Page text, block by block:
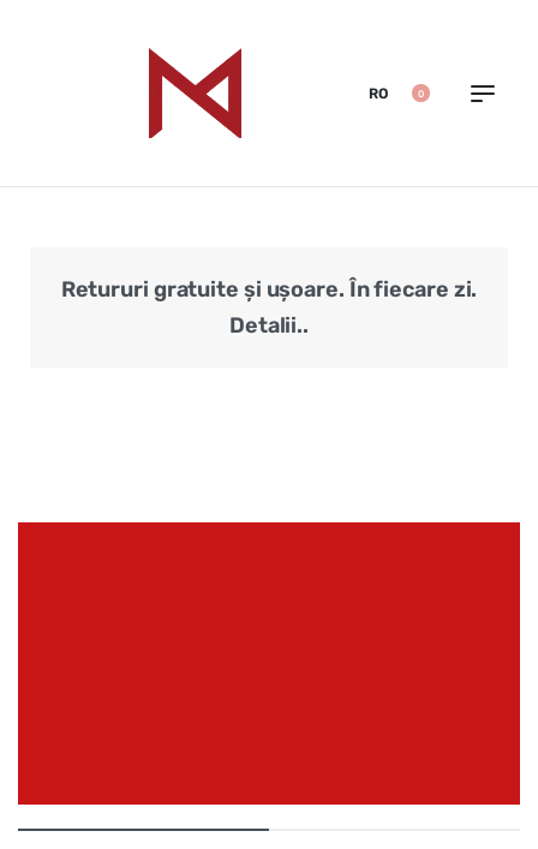
RO 0
Retururi gratuite și ușoare. În fiecare zi.
Detalii..